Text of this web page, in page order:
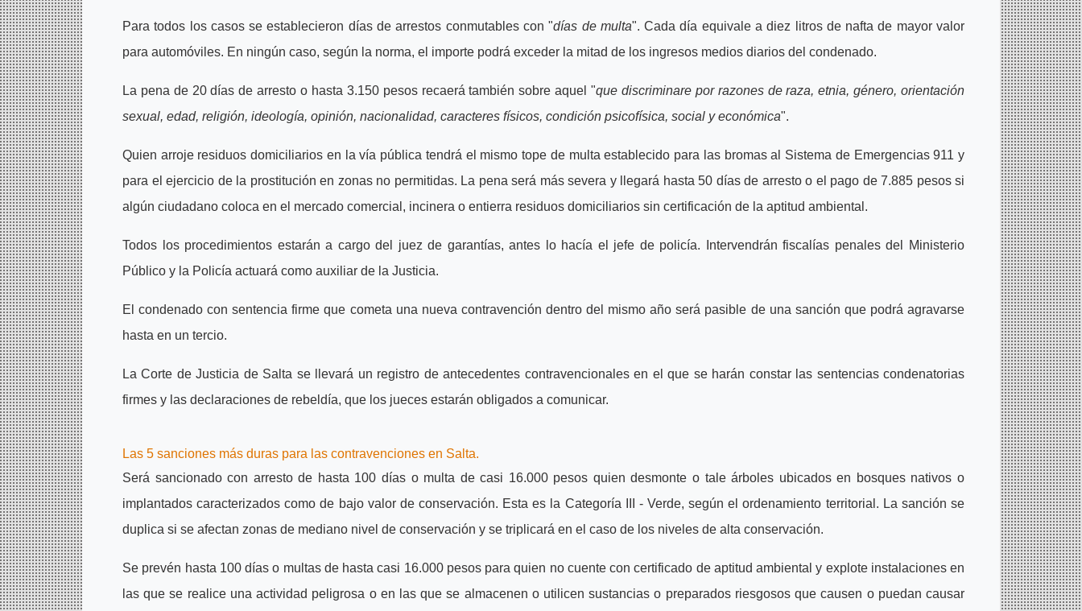
Para todos los casos se establecieron días de arrestos conmutables con "días de multa". Cada día equivale a diez litros de nafta de mayor valor
para automóviles. En ningún caso, según la norma, el importe podrá exceder la mitad de los ingresos medios diarios del condenado.
La pena de 20 días de arresto o hasta 3.150 pesos recaerá también sobre aquel "que discriminare por razones de raza, etnia, género, orientación
sexual, edad, religión, ideología, opinión, nacionalidad, caracteres físicos, condición psicofísica, social y económica".
Quien arroje residuos domiciliarios en la vía pública tendrá el mismo tope de multa establecido para las bromas al Sistema de Emergencias 911 y
para el ejercicio de la prostitución en zonas no permitidas. La pena será más severa y llegará hasta 50 días de arresto o el pago de 7.885 pesos si
algún ciudadano coloca en el mercado comercial, incinera o entierra residuos domiciliarios sin certificación de la aptitud ambiental.
Todos los procedimientos estarán a cargo del juez de garantías, antes lo hacía el jefe de policía. Intervendrán fiscalías penales del Ministerio
Público y la Policía actuará como auxiliar de la Justicia.
El condenado con sentencia firme que cometa una nueva contravención dentro del mismo año será pasible de una sanción que podrá agravarse
hasta en un tercio.
La Corte de Justicia de Salta se llevará un registro de antecedentes contravencionales en el que se harán constar las sentencias condenatorias
firmes y las declaraciones de rebeldía, que los jueces estarán obligados a comunicar.
Las 5 sanciones más duras para las contravenciones en Salta.
Será sancionado con arresto de hasta 100 días o multa de casi 16.000 pesos quien desmonte o tale árboles ubicados en bosques nativos o
implantados caracterizados como de bajo valor de conservación. Esta es la Categoría III - Verde, según el ordenamiento territorial. La sanción se
duplica si se afectan zonas de mediano nivel de conservación y se triplicará en el caso de los niveles de alta conservación.
Se prevén hasta 100 días o multas de hasta casi 16.000 pesos para quien no cuente con certificado de aptitud ambiental y explote instalaciones en
las que se realice una actividad peligrosa o en las que se almacenen o utilicen sustancias o preparados riesgosos que causen o puedan causar